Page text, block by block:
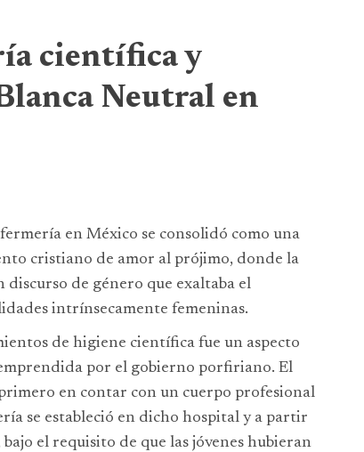
científica y
Neutral en
en México se consolidó como una
cristiano de amor al prójimo, donde la
de género que exaltaba el
intrínsecamente femeninas.
de higiene científica fue un aspecto
por el gobierno porfiriano. El
en contar con un cuerpo profesional
se estableció en dicho hospital y a partir
el requisito de que las jóvenes hubieran